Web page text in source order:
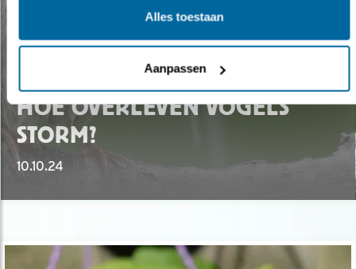
Alles toestaan
Aanpassen
HOE OVERLEVEN VOGELS
STORM?
10.10.24